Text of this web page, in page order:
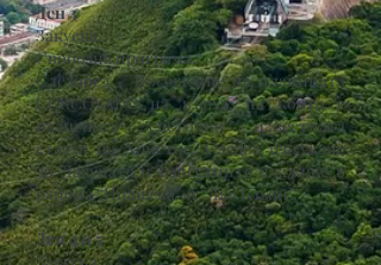
Ден 3
Закуска.
Свободна програма.
Следобед - Посещение на планината
CORCOVADO на върха, на която е
издигната световно известната
статуя на Христос. Следва пътуване
до Лагуната и известните плажове в
района “Ипанема” и “Льо Бльон”.
Ден 4 и 5